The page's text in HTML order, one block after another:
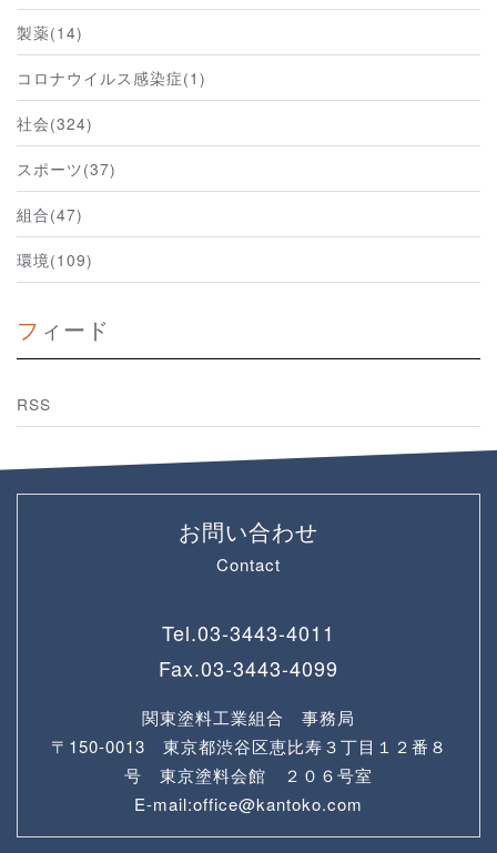
製薬(14)
コロナウイルス感染症(1)
社会(324)
スポーツ(37)
組合(47)
環境(109)
フィード
RSS
お問い合わせ
Contact
Tel.03-3443-4011
Fax.03-3443-4099
関東塗料工業組合 事務局
〒150-0013 東京都渋谷区恵比寿３丁目１２番８
号 東京塗料会館 ２０６号室
E-mail:office@kantoko.com